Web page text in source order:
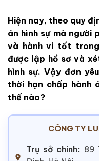
Hiện nay, theo quy
án hình sự mà người
và hành vi tốt
được lập hồ sơ và
hình sự. Vậy đơn
thời hạn chấp hành
thế nào?
CÔNG TY
Trụ sở chính: 89